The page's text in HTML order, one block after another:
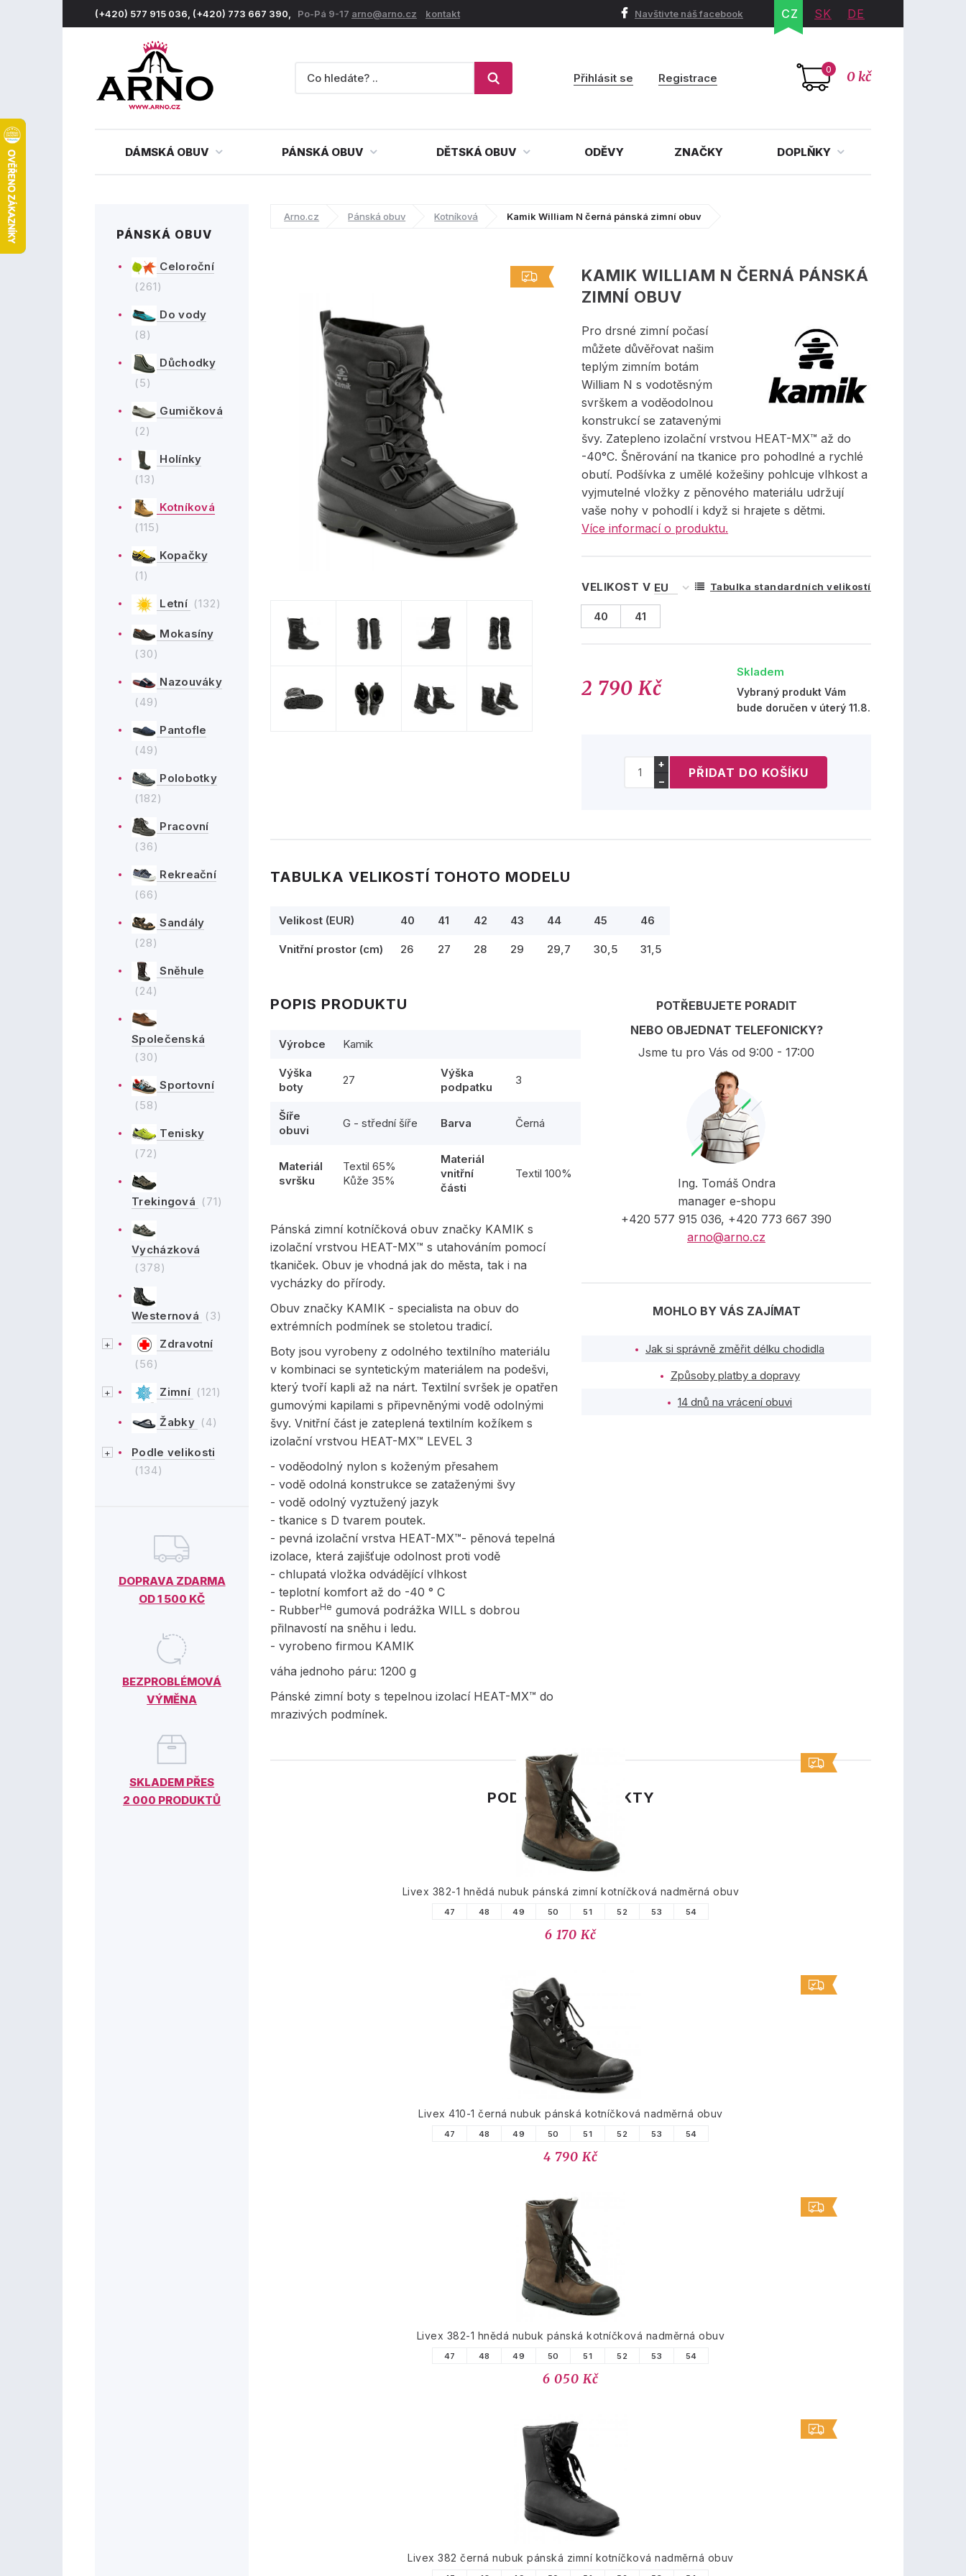
(+420) 577 915 036, (+420) 773 667 390, Po-Pá 9-17 arno@arno.cz kontakt Navštivte náš facebook CZ SK DE
0 0 kč
Přihlásit se Registrace
DÁMSKÁ OBUV PÁNSKÁ OBUV DĚTSKÁ OBUV ODĚVY ZNAČKY DOPLŇKY
PÁNSKÁ OBUV
Celoroční
(261)
Do vody
(8)
Důchodky
(5)
Gumičková
(2)
Holínky
(13)
Kotníková
(115)
Kopačky
(1)
Letní (132)
Mokasíny
(30)
Nazouváky
(49)
Pantofle
(49)
Polobotky
(182)
Pracovní
(36)
Rekreační
(66)
Sandály
(28)
Sněhule
(24)
Společenská
(30)
Sportovní
(58)
Tenisky
(72)
Trekingová (71)
Vycházková
(378)
Westernová (3)
Zdravotní
(56)
Zimní (121)
Žabky (4)
Podle velikosti
(134)
DOPRAVA ZDARMA
OD 1 500 KČ
BEZPROBLÉMOVÁ
VÝMĚNA
SKLADEM PŘES
2 000 PRODUKTŮ
Arno.cz Pánská obuv Kotníková Kamik William N černá pánská zimní obuv
KAMIK WILLIAM N ČERNÁ PÁNSKÁ
ZIMNÍ OBUV
Pro drsné zimní počasí
můžete důvěřovat našim
teplým zimním botám
William N s vodotěsným
svrškem a voděodolnou
konstrukcí se zatavenými
švy. Zatepleno izolační vrstvou HEAT-MX™ až do
-40°C. Šněrování na tkanice pro pohodlné a rychlé
obutí. Podšívka z umělé kožešiny pohlcuje vlhkost a
vyjmutelné vložky z pěnového materiálu udržují
vaše nohy v pohodlí i když si hrajete s dětmi.
Více informací o produktu.
VELIKOST V Tabulka standardních velikostí
40 41
2 790 Kč
Skladem
Vybraný produkt Vám
bude doručen v úterý 11.8.
+
−
TABULKA VELIKOSTÍ TOHOTO MODELU
Velikost (EUR) 40 41 42 43 44 45 46
Vnitřní prostor (cm) 26 27 28 29 29,7 30,5 31,5
POPIS PRODUKTU
Výrobce Kamik
Výška
boty
27
Výška
podpatku
3
Šíře
obuvi
G - střední šíře Barva Černá
Materiál
svršku
Textil 65%
Kůže 35%
Materiál
vnitřní
části
Textil 100%
Pánská zimní kotníčková obuv značky KAMIK s
izolační vrstvou HEAT-MX™s utahováním pomocí
tkaniček.Obuv je vhodná jak do města, tak i na
vycházky do přírody.
Obuv značky KAMIK - specialista na obuv do
extrémních podmínek se stoletou tradicí.
Boty jsou vyrobeny z odolného textilního materiálu
v kombinaci se syntetickým materiálem na podešvi,
který tvoří kapli až na nárt. Textilní svršek je opatřen
gumovými kapilami s připevněnými vodě odolnými
švy.Vnitřní část je zateplená textilním kožíkem s
izolační vrstvou HEAT-MX™ LEVEL 3
- voděodolný nylon s koženým přesahem
- vodě odolná konstrukce se zataženými švy
- voděodolnývyztužený jazyk
- tkanice s D tvarem poutek.
- pevnáizolační vrstva HEAT-MX™- pěnová tepelná
izolace, která zajišťuje odolnost proti vodě
- chlupatá vložka odvádějící vlhkost
- teplotní komfort až do -40 ° C
- RubberHe gumová podrážkaWILLs dobrou
přilnavostí na sněhu i ledu.
- vyrobeno firmou KAMIK
váha jednoho páru: 1200 g
Pánské zimní boty s tepelnou izolací HEAT-MX™do
mrazivých podmínek.
POTŘEBUJETE PORADIT
NEBO OBJEDNAT TELEFONICKY?
Jsme tu pro Vás od 9:00 - 17:00
Ing. Tomáš Ondra
manager e-shopu
+420 577 915 036, +420 773 667 390
arno@arno.cz
MOHLO BY VÁS ZAJÍMAT
Jak si správně změřit délku chodidla
Způsoby platby a dopravy
14 dnů na vrácení obuvi
PODOBNÉ PRODUKTY
Livex 382-1 hnědá nubuk pánská zimní kotníčková nadměrná obuv
47 48 49 50 51 52 53 54
6 170 Kč
Livex 410-1 černá nubuk pánská kotníčková nadměrná obuv
47 48 49 50 51 52 53 54
4 790 Kč
Livex 382-1 hnědá nubuk pánská kotníčková nadměrná obuv
47 48 49 50 51 52 53 54
6 050 Kč
Livex 382 černá nubuk pánská zimní kotníčková nadměrná obuv